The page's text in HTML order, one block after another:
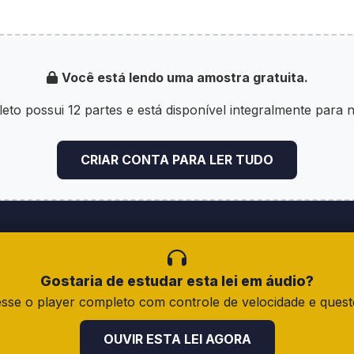
estabelece princípios e normas para a
1969, modificado pelo Decreto-lei nº 1.406, de 24
Decreto-lei nº 667, de 02 de julho de 1969
de 1975, e pelo Decreto-lei nº 2.010, de 12 de
Você está lendo uma amostra gratuita.
possui 12 partes e está disponível integralmente para
CRIAR CONTA PARA LER TUDO
Gostaria de estudar esta lei em áudio?
o player completo com controle de velocidade e
OUVIR ESTA LEI AGORA